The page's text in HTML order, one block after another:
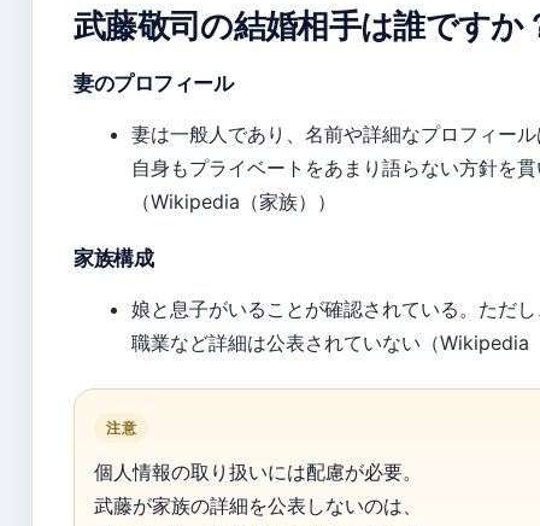
武藤敬司の結婚相手は誰ですか
妻のプロフィール
妻は一般人であり、名前や詳細なプロフィー
自身もプライベートをあまり語らない方針を
（Wikipedia（家族））
家族構成
娘と息子がいることが確認されている。ただ
職業など詳細は公表されていない（Wikipedia
注意
個人情報の取り扱いには配慮が必要。
武藤が家族の詳細を公表しないのは、